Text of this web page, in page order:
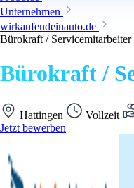
Unternehmen
wirkaufendeinauto.de
Bürokraft /
Bürokraft /
Hattingen Vollzeit
Jetzt bewerben